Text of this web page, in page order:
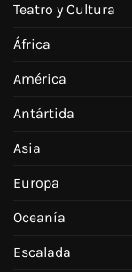
Teatro y Cultura
África
América
Antártida
Asia
Europa
Oceanía
Escalada